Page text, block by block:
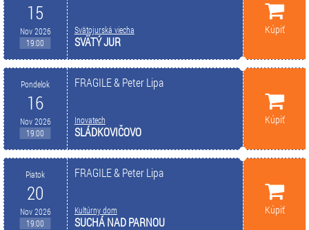
15
Nov 2026
19:00
Svätojurská viecha
SVÄTÝ JUR
Kúpiť
Pondelok
16
Nov 2026
19:00
FRAGILE & Peter Lipa
Inovatech
SLÁDKOVIČOVO
Kúpiť
Piatok
20
Nov 2026
19:00
FRAGILE & Peter Lipa
Kultúrny dom
SUCHÁ NAD PARNOU
Kúpiť